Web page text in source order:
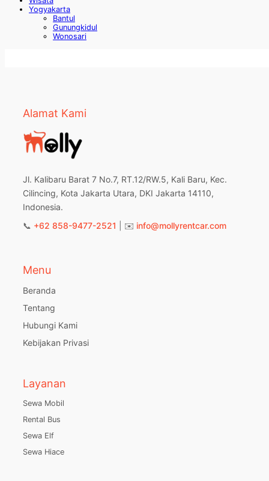
Yogyakarta
Bantul
Gunungkidul
Wonosari
Alamat Kami
Jl. Kalibaru Barat 7 No.7, RT.12/RW.5, Kali Baru, Kec.
Cilincing, Kota Jakarta Utara, DKI Jakarta 14110,
Indonesia.
📞 +62 858-9477-2521 | ✉️ info@mollyrentcar.com
Menu
Beranda
Tentang
Hubungi Kami
Kebijakan Privasi
Layanan
Sewa Mobil
Rental Bus
Sewa Elf
Sewa Hiace